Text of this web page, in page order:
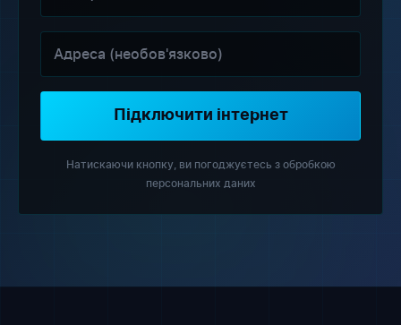
Підключити інтернет
Натискаючи кнопку, ви погоджуєтесь з обробкою
персональних даних